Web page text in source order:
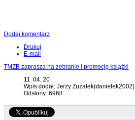
Dodaj komentarz
Drukuj
E-mail
TMZB zaprasza na zebranie i promocję książki
11. 04. 20
Wpis dodał: Jerzy Zużałek(danielek2002)
Odsłony: 6968